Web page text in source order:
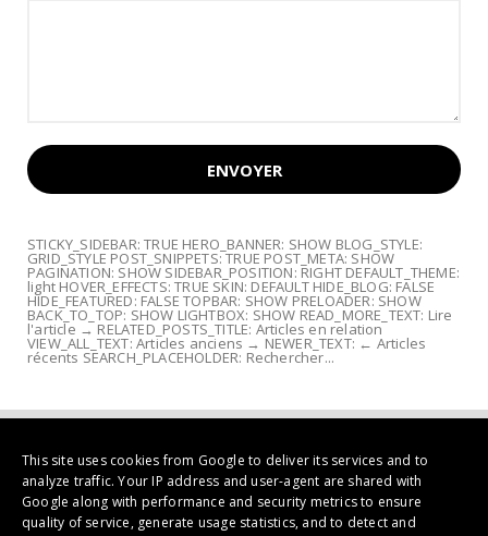
STICKY_SIDEBAR: TRUE HERO_BANNER: SHOW BLOG_STYLE:
GRID_STYLE POST_SNIPPETS: TRUE POST_META: SHOW
PAGINATION: SHOW SIDEBAR_POSITION: RIGHT DEFAULT_THEME:
light HOVER_EFFECTS: TRUE SKIN: DEFAULT HIDE_BLOG: FALSE
HIDE_FEATURED: FALSE TOPBAR: SHOW PRELOADER: SHOW
BACK_TO_TOP: SHOW LIGHTBOX: SHOW READ_MORE_TEXT: Lire
l'article → RELATED_POSTS_TITLE: Articles en relation
VIEW_ALL_TEXT: Articles anciens → NEWER_TEXT: ← Articles
récents SEARCH_PLACEHOLDER: Rechercher...
This site uses cookies from Google to deliver its services and to
analyze traffic. Your IP address and user-agent are shared with
Google along with performance and security metrics to ensure
quality of service, generate usage statistics, and to detect and